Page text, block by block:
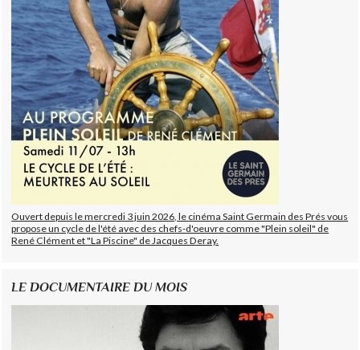
Ouvert depuis le mercredi 3 juin 2026, le cinéma Saint Germain des Prés vous
propose un cycle de l'été avec des chefs-d'oeuvre comme "Plein soleil" de
René Clément et "La Piscine" de Jacques Deray.
LE DOCUMENTAIRE DU MOIS